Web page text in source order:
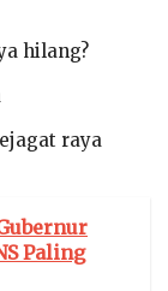
hilang?
raya
Paling